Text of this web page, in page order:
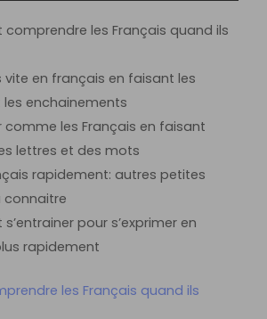
les Français quand ils
vite en français en faisant les
les enchainements
comme les Français en faisant
lettres et des mots
rapidement: autres petites
connaitre
pour s’exprimer en
rapidement
les Français quand ils